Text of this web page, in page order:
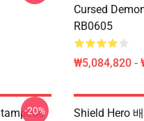
Cursed
RB0605
₩5,084,820 -
-20%
Shield Hero